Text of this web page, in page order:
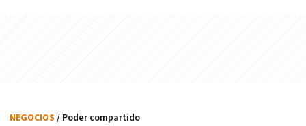
NEGOCIOS / Poder compartido